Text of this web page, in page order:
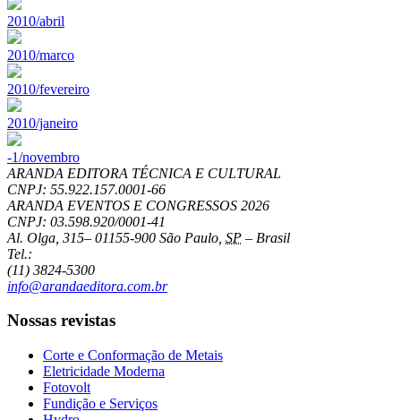
2010/abril
2010/marco
2010/fevereiro
2010/janeiro
-1/novembro
ARANDA EDITORA TÉCNICA E CULTURAL
CNPJ: 55.922.157.0001-66
ARANDA EVENTOS E CONGRESSOS 2026
CNPJ: 03.598.920/0001-41
Al. Olga, 315– 01155-900 São Paulo SP – Brasil
Tel.:
(11) 3824-5300
info@arandaeditora.com.br
Nossas revistas
Corte e Conformação de Metais
Eletricidade Moderna
Fotovolt
Fundição e Serviços